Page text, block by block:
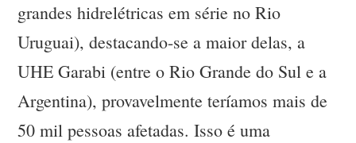
grandes hidrelétricas em série no Rio
Uruguai), destacando-se a maior delas, a
UHE Garabi (entre o Rio Grande do Sul e a
Argentina), provavelmente teríamos mais de
50 mil pessoas afetadas. Isso é uma